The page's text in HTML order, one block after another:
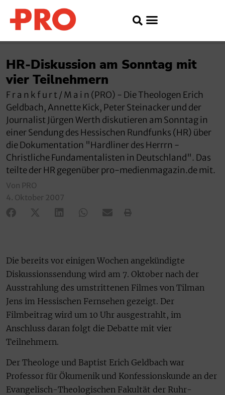
HR-Diskussion am Sonntag mit
vier Teilnehmern
F r a n k f u r t / M a i n (PRO) - Die Theologen Erich
Geldbach, Annette Kick, Peter Steinacker und der
Journalist Jürgen Werth diskutieren am Sonntag in
einer Sendung des Hessischen Rundfunks (HR) über
die Dokumentation "Hardliner des Herrrn -
Christliche Fundamentalisten in Deutschland". Das
teilte der HR gegenüber pro-medienmagazin.de mit.
Von PRO
4. Oktober 2007
Die bereits vor einigen Wochen angekündigte
Diskussionssendung wird am 7. Oktober nach der
Ausstrahlung des umstrittenen Filmes von Tilman
Jens im Hessischen Fernsehen gezeigt. Der
Filmbeitrag wird um 10 Uhr ausgestrahlt, im
Anschluss daran folgt die Debatte mit vier
Teilnehmern.
Der Theologe und Baptist Erich Geldbach war
Professor für Ökumenik und Konfessionskunde an der
Evangelisch-Theologischen Fakultät der Ruhr-